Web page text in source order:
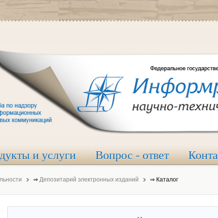
и услуги Вопрос - ответ
⇒ Депозитарий электронных изданий ⇒ Каталог